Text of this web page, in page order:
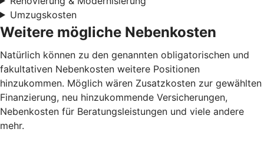
Umzugskosten
Weitere mögliche Nebenkosten
Natürlich können zu den genannten obligatorischen und
fakultativen Nebenkosten weitere Positionen
hinzukommen. Möglich wären Zusatzkosten zur gewählten
Finanzierung, neu hinzukommende Versicherungen,
Nebenkosten für Beratungsleistungen und viele andere
mehr.